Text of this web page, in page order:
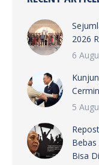
2026
6
5
Bisa